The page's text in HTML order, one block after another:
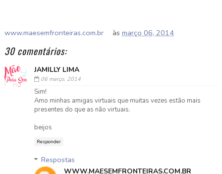
www.maesemfronteiras.com.br àsmarço 06, 2014
30 comentários:
JAMILLY LIMA
06 março, 2014
Sim!
Amo minhas amigas virtuais que muitas vezes estão mais
presentes do que as não virtuais.
beijos
Responder
Respostas
WWW.MAESEMFRONTEIRAS.COM.BR